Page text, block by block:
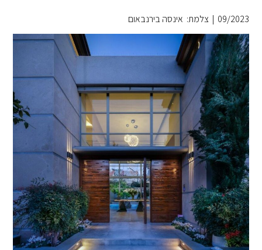
09/2023
| צלמת: אינסה בירנבאום